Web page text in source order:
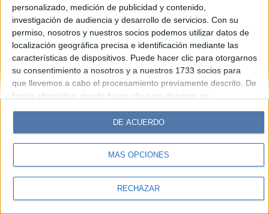
personalizado, medición de publicidad y contenido,
investigación de audiencia y desarrollo de servicios. Con su
permiso, nosotros y nuestros socios podemos utilizar datos de
localización geográfica precisa e identificación mediante las
características de dispositivos. Puede hacer clic para otorgarnos
su consentimiento a nosotros y a nuestros 1733 socios para
que llevemos a cabo el procesamiento previamente descrito. De
forma alternativa, puede hacer clic para denegar su
cambiar sus preferencias antes de otorgar su consentimiento.
Tenga en cuenta que algún procesamiento de sus datos
personales puede no requerir de su consentimiento, pero usted
tiene el derecho de rechazar tal procesamiento. Sus
sus preferencias o retirar su consentimiento en cualquier
MÁS OPCIONES
RECHAZAR
DE ACUERDO